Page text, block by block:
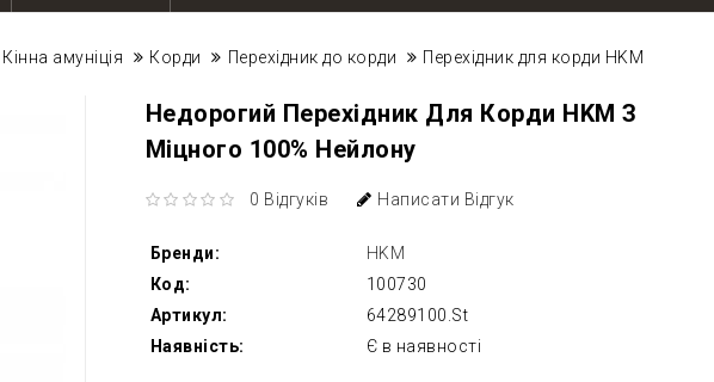
Кінна амуніція Корди Перехідник до корди Перехідник для корди HKM
Недорогий Перехідник Для Корди HKM З
Міцного 100% Нейлону
0 Відгуків Написати Відгук
Бренди:
HKM
Код:
100730
Артикул:
64289100.St
Наявність:
Є в наявності